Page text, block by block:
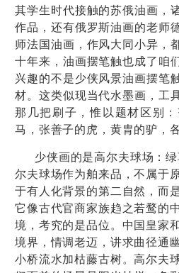
其学生时代接触的苏俄油画，
作品，还有俄罗斯油画的老师
师法国油画，作风大同小异，
十年来，油画摆笔触也成了咱
兴趣的不是少侠风景油画摆笔
材。这类似现当代水墨画，工
那几把刷子，惟以题材区别
马，张善子的虎，黄胄的驴，
少侠画的是高尔夫球场：
尔夫球场作为舶来品，不属于
于有人化背景的第二自然，而
它像古代官商家族趋之若鹜的
境，考究的是品位。中国皇家
境界，情调老迈，讲求曲径通
小桥流水加枯藤古树。高尔夫